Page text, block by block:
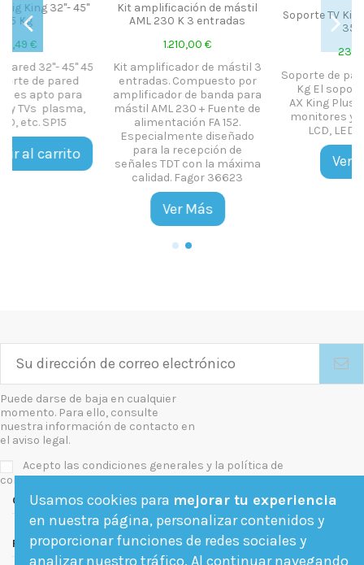
Kit amplificación de mástil
AML 230 K 3 entradas
Kit amplificador de mástil 3
entradas. Compuesto por
amplificador de banda para
mástil AML 230 + Fuente de
alimentación FA 152.
Especialmente diseñado
para la recepción de
señales TDT con la máxima
calidad. Fagor 36623
Soporte TV King Plus 32"-55"
Soporte de pared 32"- 55" 35
Kg El soporte de pared
AX King Plus es apto para
monitores y TVs plasma,
LCD, LED, etc. SP19
Ver Más
Puede darse de baja en cualquier
momento. Para ello, consulte
nuestra información de contacto en
el aviso legal.
Acepto las condiciones generales y la política de
confidencialidad
Contact us
Follow us
Usamos cookies para mejorar tu experiencia
en nuestra página, personalizar contenidos y
proporcionar funciones de redes sociales y
analizar nuestro tráfico. Al continuar navegando